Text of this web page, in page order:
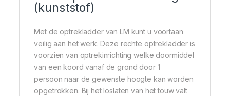
(kunststof)
Met de optrekladder van LM kunt u voortaan
veilig aan het werk. Deze rechte optrekladder is
voorzien van optrekinrichting welke doormiddel
van een koord vanaf de grond door 1
persoon naar de gewenste hoogte kan worden
opgetrokken. Bij het loslaten van het touw valt